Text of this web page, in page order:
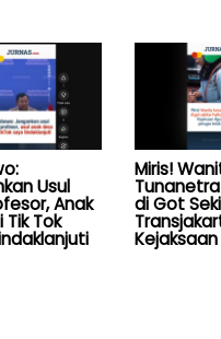
Usul
Anak
Tok
Miris!
di Got